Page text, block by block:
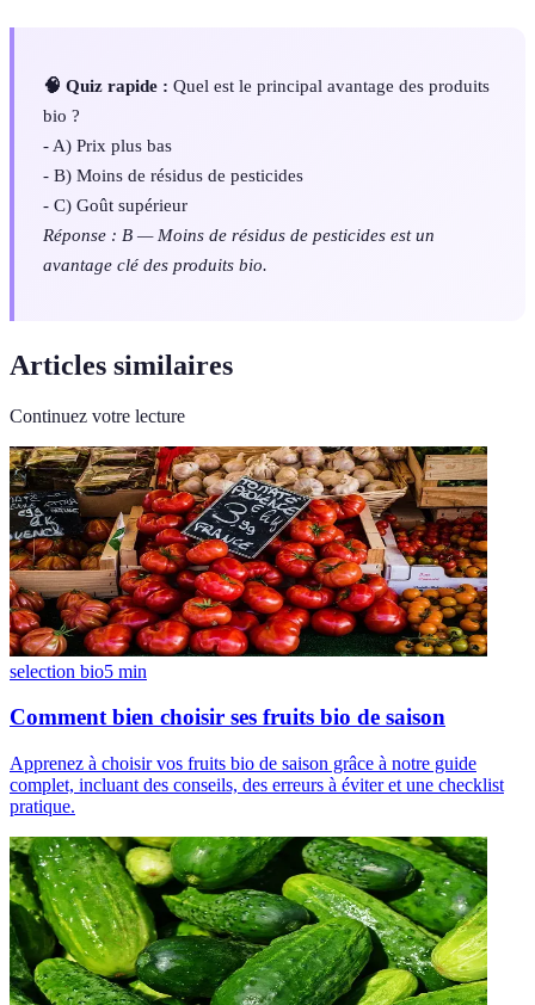
🧠 Quiz rapide : Quel est le principal avantage des produits
bio ?
- A) Prix plus bas
- B) Moins de résidus de pesticides
- C) Goût supérieur
Réponse : B — Moins de résidus de pesticides est un
avantage clé des produits bio.
Articles similaires
Continuez votre lecture
selection bio5 min
Comment bien choisir ses fruits bio de saison
Apprenez à choisir vos fruits bio de saison grâce à notre guide
complet, incluant des conseils, des erreurs à éviter et une checklist
pratique.